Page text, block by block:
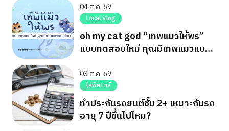
04 ส.ค. 69
Local Vlog
oh my cat god “เทพแมวให้พร”
แบบทดสอบใหม่ คุณมีเทพแมวแบบ
03 ส.ค. 69
ไลฟ์สไตล์
ทำประกันรถยนต์ชั้น 2+ เหมาะกับรถ
อายุ 7 ปีขึ้นไปไหม?